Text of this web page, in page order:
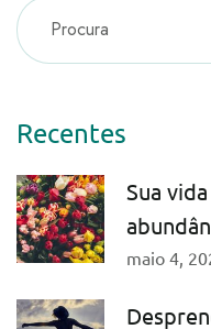
Recentes
Sua
maio 4,